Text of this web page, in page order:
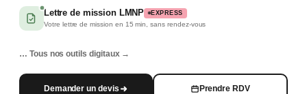
Lettre de mission LMNP EXPRESS
Votre lettre de mission en 15 min, sans rendez-vous
… Tous nos outils digitaux →
Demander un devis Prendre RDV